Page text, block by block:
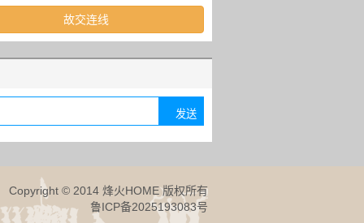
故交连线
Copyright © 2014 烽火HOME 版权所有
鲁ICP备2025193083号